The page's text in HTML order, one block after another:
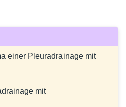
einer Pleuradrainage mit
mit